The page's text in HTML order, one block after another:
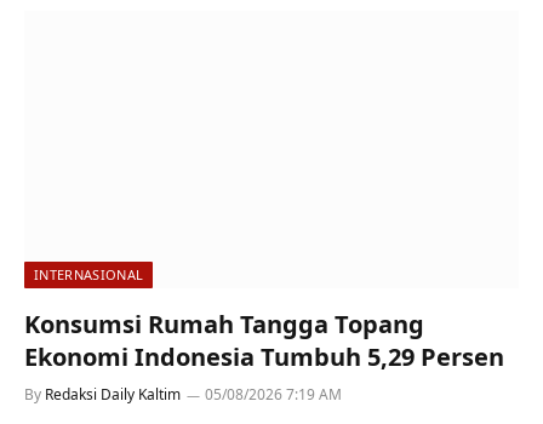
INTERNASIONAL
Konsumsi Rumah Tangga Topang
Ekonomi Indonesia Tumbuh 5,29 Persen
By Redaksi Daily Kaltim 05/08/2026 7:19 AM